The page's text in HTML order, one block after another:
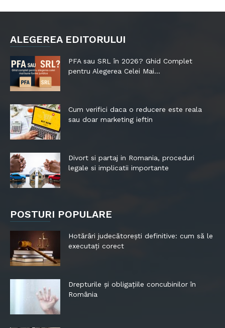
ALEGEREA EDITORULUI
PFA sau SRL în 2026? Ghid Complet
pentru Alegerea Celei Mai...
Cum verifici daca o reducere este reala
sau doar marketing ieftin
Divort si partaj in Romania, proceduri
legale si implicatii importante
POSTURI POPULARE
Hotărâri judecătorești definitive: cum să le
executați corect
Drepturile și obligațiile concubinilor în
România